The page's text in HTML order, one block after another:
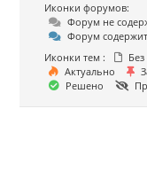
Иконки форумов:
Форум не
Форум
Иконки тем :
Без
Актуально
Решено